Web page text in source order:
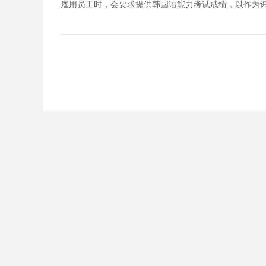
雇用员工时，会要求提供韩国语能力考试成绩，以作为